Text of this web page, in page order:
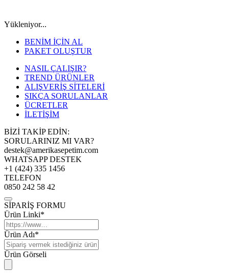
Yükleniyor...
BENİM İÇİN AL
PAKET OLUŞTUR
NASIL ÇALIŞIR?
TREND ÜRÜNLER
ALIŞVERİŞ SİTELERİ
SIKÇA SORULANLAR
ÜCRETLER
İLETİŞİM
BİZİ TAKİP EDİN:
SORULARINIZ MI VAR?
destek@amerikasepetim.com
WHATSAPP DESTEK
+1 (424) 335 1456
TELEFON
0850 242 58 42
SİPARİŞ FORMU
Ürün Linki*
Ürün Adı*
Ürün Görseli